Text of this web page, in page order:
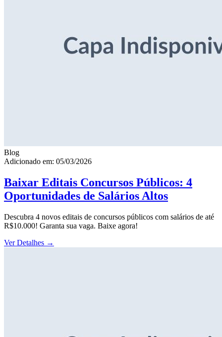
Blog
Adicionado em: 05/03/2026
Baixar Editais Concursos Públicos: 4
Oportunidades de Salários Altos
Descubra 4 novos editais de concursos públicos com salários de até
R$10.000! Garanta sua vaga. Baixe agora!
Ver Detalhes →